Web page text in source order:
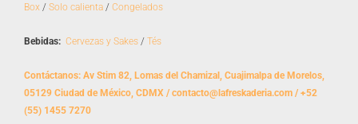
Box / Solo calienta / Congelados
Bebidas: Cervezas y Sakes / Tés
Contáctanos: Av Stim 82, Lomas del Chamizal, Cuajimalpa de Morelos,
05129 Ciudad de México, CDMX / contacto@lafreskaderia.com / +52
(55) 1455 7270